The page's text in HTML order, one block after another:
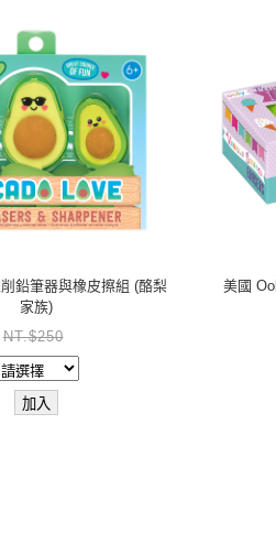
鉛筆器與橡皮擦組 (酪梨
家族)
NT.$250
美國